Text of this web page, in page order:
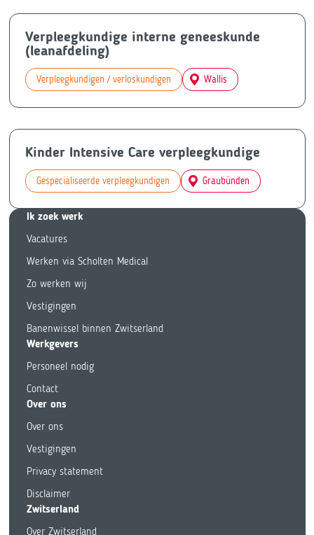
Verpleegkundige interne geneeskunde
(leanafdeling)
Verpleegkundigen / verloskundigen Wallis
Kinder Intensive Care verpleegkundige
Gespecialiseerde verpleegkundigen Graubünden
Ik zoek werk
Vacatures
Werken via Scholten Medical
Zo werken wij
Vestigingen
Banenwissel binnen Zwitserland
Werkgevers
Personeel nodig
Contact
Over ons
Over ons
Vestigingen
Privacy statement
Disclaimer
Zwitserland
Over Zwitserland